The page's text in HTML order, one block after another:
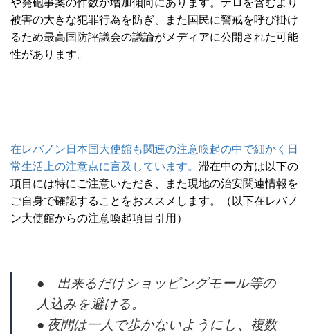
被害の大きな犯罪行為を防ぎ、また国民に警戒を呼び掛け
るため最高国防評議会の議論がメディアに公開された可能
性があります。
在レバノン日本国大使館も関連の注意喚起の中で細かく日
常生活上の注意点に言及しています。 滞在中の方は以下の
項目には特にご注意いただき、また現地の治安関連情報を
ご自身で確認することをおススメします。（以下在レバノ
ン大使館からの注意喚起項目引用）
● 出来るだけショッピングモール等の
人込みを避ける。
● 夜間は一人で歩かないようにし、複数